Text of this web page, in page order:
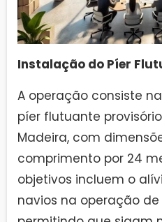
Instalação do Píer
A operação consiste
píer flutuante
Madeira, com
comprimento por 24
objetivos incluem o
navios na operação